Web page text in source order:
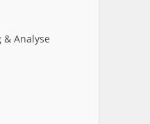
Analyse